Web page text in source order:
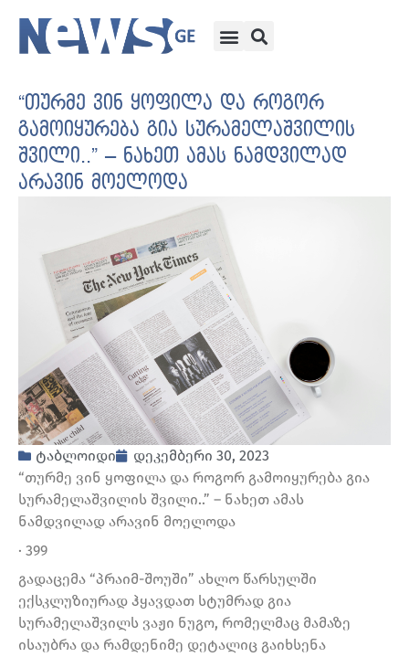
“თურმე ვინ ყოფილა და როგორ
გამოიყურება გია სურამელაშვილის
შვილი..” – ნახეთ ამას ნამდვილად
არავინ მოელოდა
ტაბლოიდი
დეკემბერი 30, 2023
“თურმე ვინ ყოფილა და როგორ გამოიყურება გია
სურამელაშვილის შვილი..” – ნახეთ ამას
ნამდვილად არავინ მოელოდა
· 399
გადაცემა “პრაიმ-შოუში” ახლო წარსულში
ექსკლუზიურად ჰყავდათ სტუმრად გია
სურამელაშვილს ვაჟი ნუგო, რომელმაც მამაზე
ისაუბრა და რამდენიმე დეტალიც გაიხსენა